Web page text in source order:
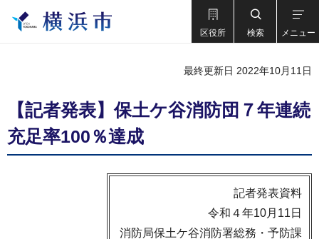
区役所 検索 メニュー
最終更新日 2022年10月11日
【記者発表】保土ケ谷消防団７年連続
充足率100％達成
記者発表資料
令和４年10月11日
消防局保土ケ谷消防署総務・予防課